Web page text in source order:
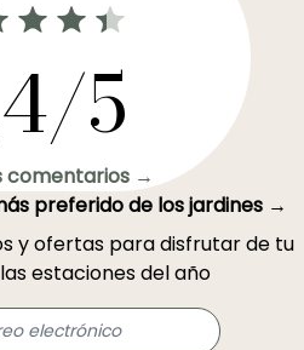
5
comentarios →
preferido de los jardines →
y ofertas para disfrutar de tu
estaciones del año